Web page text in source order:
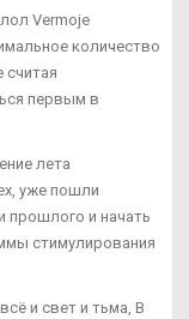
Vermoje
количество
первым в
лета
уже пошли
прошлого и начать
стимулирования
и свет и тьма, В